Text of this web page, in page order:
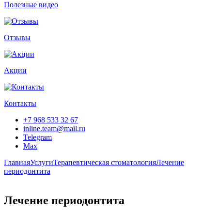
Полезные видео
Отзывы
Акции
Контакты
+7 968 533 32 67
inline.team@mail.ru
Telegram
Max
ГлавнаяУслугиТерапевтическая стоматологияЛечение
периодонтита
Лечение периодонтита